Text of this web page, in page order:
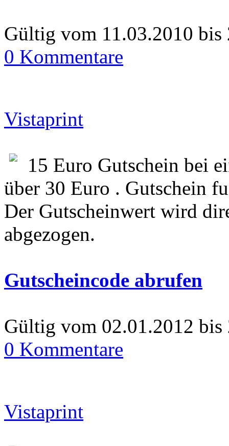
Gültig vom 11.03.2010 bis
0 Kommentare
Vistaprint
15 Euro Gutschein bei
über 30 Euro . Gutschein
Der Gutscheinwert wird
abgezogen.
Gutscheincode abrufen
Gültig vom 02.01.2012 bis
0 Kommentare
Vistaprint